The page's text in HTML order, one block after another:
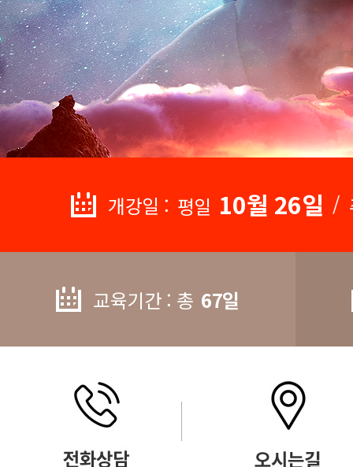
개강일 : 평일 10월 26일 /
교육기간 : 총 67일